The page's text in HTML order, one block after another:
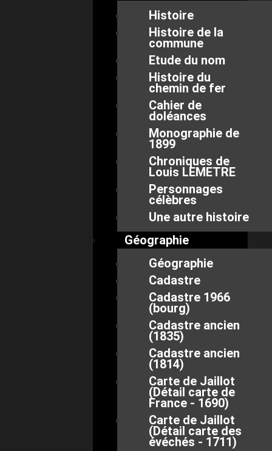
Histoire
Histoire de la
commune
Etude du nom
Histoire du
chemin de fer
Cahier de
doléances
Monographie de
1899
Chroniques de
Louis LEMETRE
Personnages
célèbres
Une autre histoire
Géographie
Géographie
Cadastre
Cadastre 1966
(bourg)
Cadastre ancien
(1835)
Cadastre ancien
(1814)
Carte de Jaillot
(Détail carte de
France - 1690)
Carte de Jaillot
(Détail carte des
évéchés - 1711)